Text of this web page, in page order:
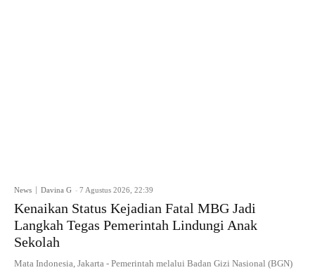
News Davina G - 7 Agustus 2026, 22:39
Kenaikan Status Kejadian Fatal MBG Jadi
Langkah Tegas Pemerintah Lindungi Anak
Sekolah
Mata Indonesia, Jakarta - Pemerintah melalui Badan Gizi Nasional (BGN)